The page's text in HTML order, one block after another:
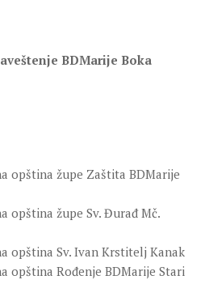
BDMarije Boka
opština župe Zaštita BDMarije
opština župe Sv. Đurađ Mč.
opština Sv. Ivan Krstitelj Kanak
opština Rođenje BDMarije Stari